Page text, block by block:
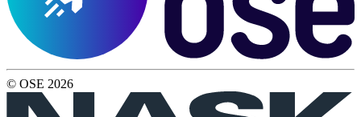
© OSE 2026